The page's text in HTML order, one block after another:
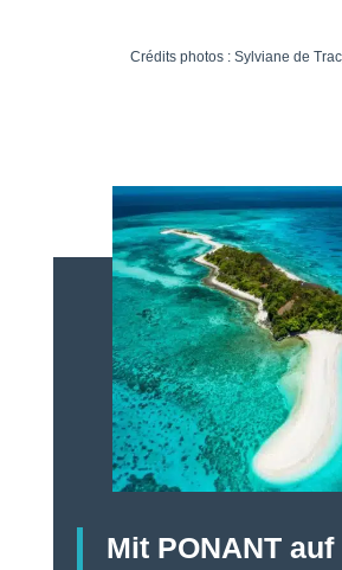
Crédits photos : Sylviane de
Mit PONANT auf